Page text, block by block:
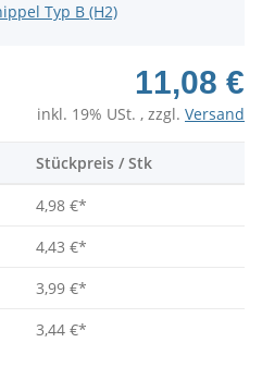
Typ B (H2)
11,08 €
inkl. 19% USt. , zzgl. Versand
Stückpreis / Stk
4,98 €*
4,43 €*
3,99 €*
3,44 €*